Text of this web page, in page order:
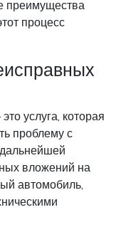
преимущества
процесс
услуга, которая
проблему с
вложений на
автомобиль,